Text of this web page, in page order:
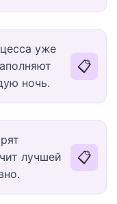
уже
ночь.
📋
лучшей
📋